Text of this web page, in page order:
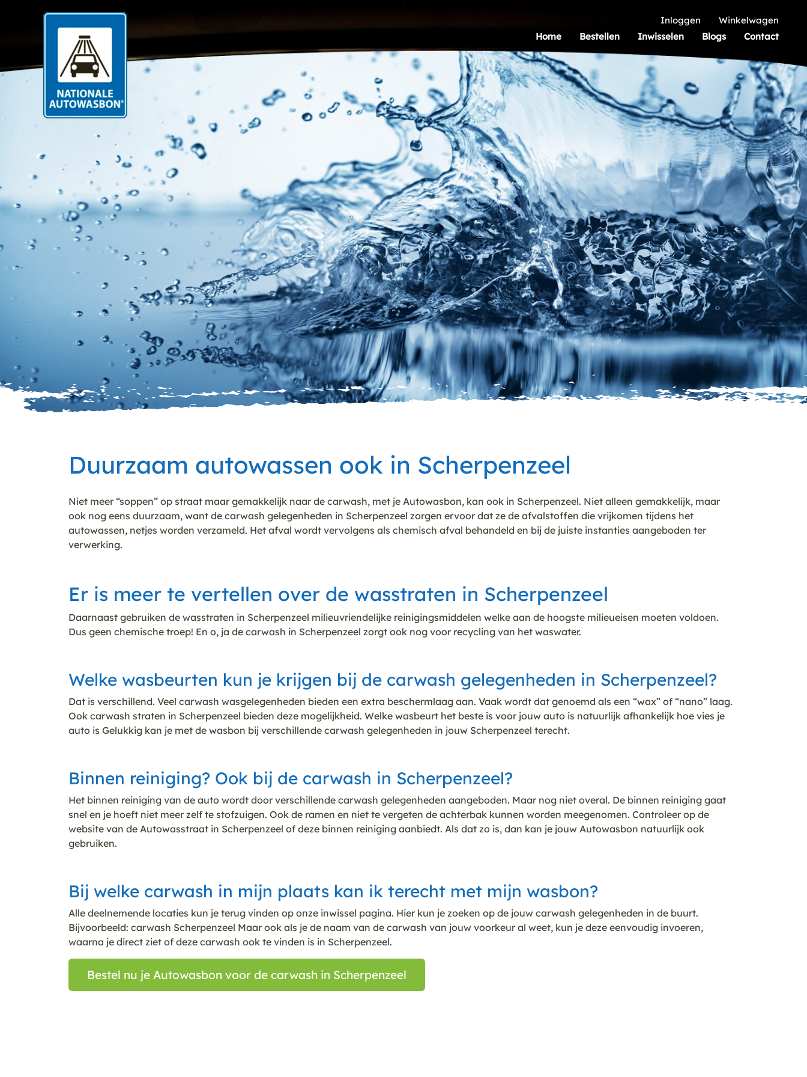
Home Bestellen Inwisselen Blogs Contact
Inloggen Winkelwagen
Duurzaam autowassen ook in Scherpenzeel
Niet meer “soppen” op straat maar gemakkelijk naar de carwash, met je Autowasbon, kan ook in Scherpenzeel. Niet alleen gemakkelijk, maar
ook nog eens duurzaam, want de carwash gelegenheden in Scherpenzeel zorgen ervoor dat ze de afvalstoffen die vrijkomen tijdens het
autowassen, netjes worden verzameld. Het afval wordt vervolgens als chemisch afval behandeld en bij de juiste instanties aangeboden ter
verwerking.
Er is meer te vertellen over de wasstraten in Scherpenzeel
Daarnaast gebruiken de wasstraten in Scherpenzeel milieuvriendelijke reinigingsmiddelen welke aan de hoogste milieueisen moeten voldoen.
Dus geen chemische troep! En o, ja de carwash in Scherpenzeel zorgt ook nog voor recycling van het waswater.
Welke wasbeurten kun je krijgen bij de carwash gelegenheden in Scherpenzeel?
Dat is verschillend. Veel carwash wasgelegenheden bieden een extra beschermlaag aan. Vaak wordt dat genoemd als een “wax” of “nano” laag.
Ook carwash straten in Scherpenzeel bieden deze mogelijkheid. Welke wasbeurt het beste is voor jouw auto is natuurlijk afhankelijk hoe vies je
auto is Gelukkig kan je met de wasbon bij verschillende carwash gelegenheden in jouw Scherpenzeel terecht.
Binnen reiniging? Ook bij de carwash in Scherpenzeel?
Het binnen reiniging van de auto wordt door verschillende carwash gelegenheden aangeboden. Maar nog niet overal. De binnen reiniging gaat
snel en je hoeft niet meer zelf te stofzuigen. Ook de ramen en niet te vergeten de achterbak kunnen worden meegenomen. Controleer op de
website van de Autowasstraat in Scherpenzeel of deze binnen reiniging aanbiedt. Als dat zo is, dan kan je jouw Autowasbon natuurlijk ook
gebruiken.
Bij welke carwash in mijn plaats kan ik terecht met mijn wasbon?
Alle deelnemende locaties kun je terug vinden op onze inwissel pagina. Hier kun je zoeken op de jouw carwash gelegenheden in de buurt.
Bijvoorbeeld: carwash Scherpenzeel Maar ook als je de naam van de carwash van jouw voorkeur al weet, kun je deze eenvoudig invoeren,
waarna je direct ziet of deze carwash ook te vinden is in Scherpenzeel.
Bestel nu je Autowasbon voor de carwash in Scherpenzeel